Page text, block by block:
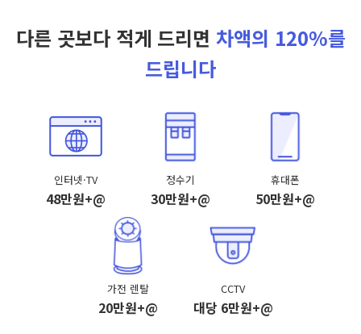
다른 곳보다 적게 드리면 차액의 120%를
드립니다
인터넷·TV
48만원+@
정수기
30만원+@
휴대폰
50만원+@
가전 렌탈
20만원+@
CCTV
대당 6만원+@